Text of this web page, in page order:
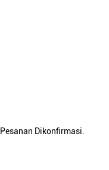
Dikonfirmasi.